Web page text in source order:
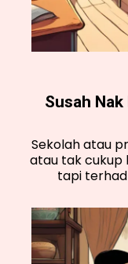
Susah
Sekolah atau
atau tak cukup
tapi